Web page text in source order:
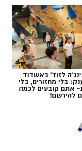
לזוז" באשדוד
בלי מחזורים, בלי
אתם קובעים לכמה
להירשם!